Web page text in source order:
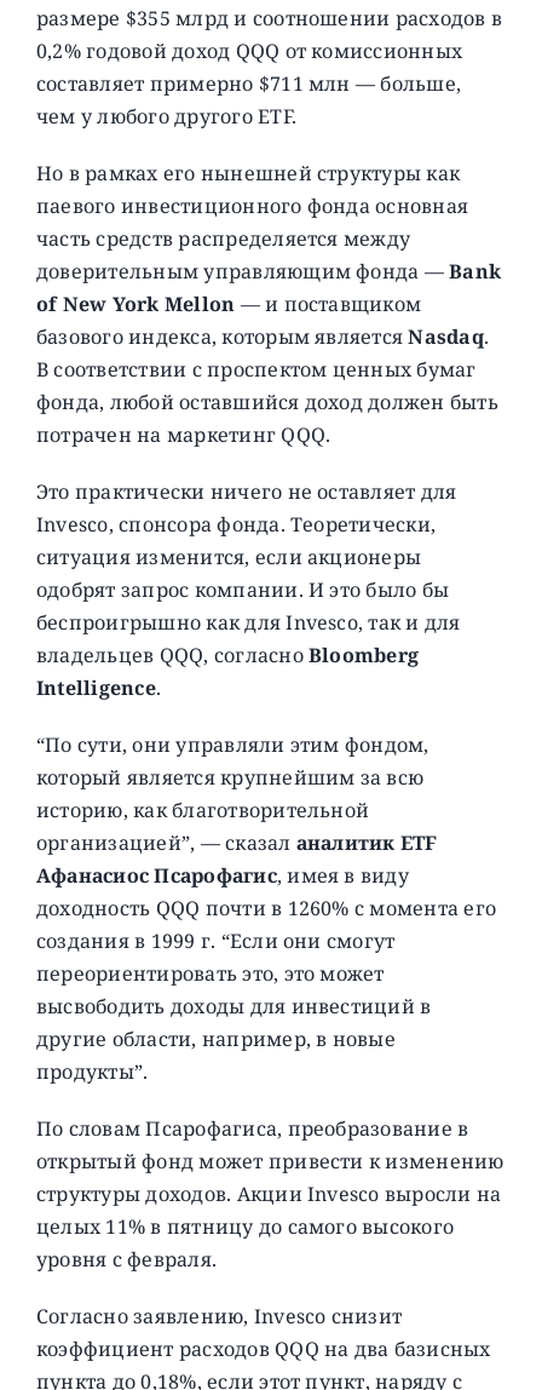
размере $355 млрд и соотношении расходов в
0,2% годовой доход QQQ от комиссионных
составляет примерно $711 млн — больше,
чем у любого другого ETF.
Но в рамках его нынешней структуры как
паевого инвестиционного фонда основная
часть средств распределяется между
доверительным управляющим фонда —Bank
of New York Mellon — и поставщиком
базового индекса, которым являетсяNasdaq.
В соответствии с проспектом ценных бумаг
фонда, любой оставшийся доход должен быть
потрачен на маркетинг QQQ.
Это практически ничего не оставляет для
Invesco, спонсора фонда. Теоретически,
ситуация изменится, если акционеры
одобрят запрос компании. И это было бы
беспроигрышно как для Invesco, так и для
владельцев QQQ, согласноBloomberg
Intelligence.
“По сути, они управляли этим фондом,
который является крупнейшим за всю
историю, как благотворительной
организацией”, — сказал аналитик ETF
Афанасиос Псарофагис, имея в виду
доходность QQQ почти в 1260% с момента его
создания в 1999 г. “Если они смогут
переориентировать это, это может
высвободить доходы для инвестиций в
другие области, например, в новые
продукты”.
По словам Псарофагиса, преобразование в
открытый фонд может привести к изменению
структуры доходов. Акции Invesco выросли на
целых 11% в пятницу до самого высокого
уровня с февраля.
Согласно заявлению, Invesco снизит
коэффициент расходов QQQ на два базисных
пункта до 0,18%, если этот пункт, наряду с